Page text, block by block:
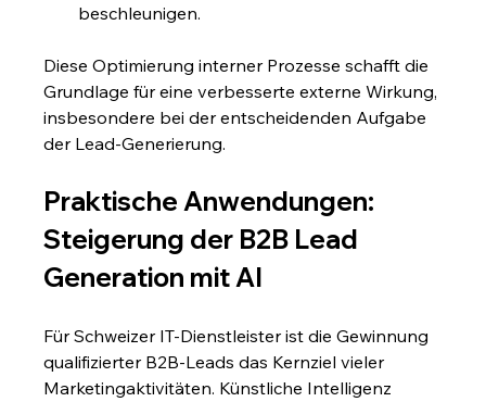
beschleunigen.
Diese Optimierung interner Prozesse schafft die
Grundlage für eine verbesserte externe Wirkung,
insbesondere bei der entscheidenden Aufgabe
der Lead-Generierung.
Praktische Anwendungen:
Steigerung der B2B Lead
Generation mit AI
Für Schweizer IT-Dienstleister ist die Gewinnung
qualifizierter B2B-Leads das Kernziel vieler
Marketingaktivitäten. Künstliche Intelligenz